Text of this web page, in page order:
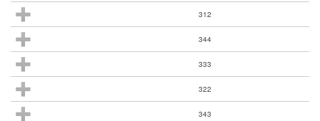
312
344
333
322
343